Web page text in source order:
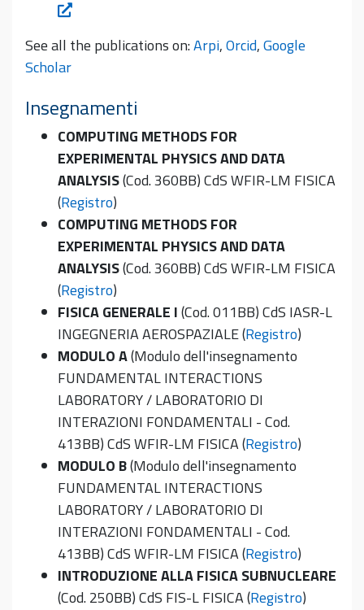
See all the publications on:Arpi,Orcid,Google
Scholar
Insegnamenti
COMPUTING METHODS FOR
EXPERIMENTAL PHYSICS AND DATA
ANALYSIS(Cod. 360BB) CdS WFIR-LM FISICA
(Registro)
COMPUTING METHODS FOR
EXPERIMENTAL PHYSICS AND DATA
ANALYSIS(Cod. 360BB) CdS WFIR-LM FISICA
(Registro)
FISICA GENERALE I(Cod. 011BB) CdS IASR-L
INGEGNERIA AEROSPAZIALE (Registro)
MODULO A(Modulo dell'insegnamento
FUNDAMENTAL INTERACTIONS
LABORATORY / LABORATORIO DI
INTERAZIONI FONDAMENTALI - Cod.
413BB) CdS WFIR-LM FISICA (Registro)
MODULO B(Modulo dell'insegnamento
FUNDAMENTAL INTERACTIONS
LABORATORY / LABORATORIO DI
INTERAZIONI FONDAMENTALI - Cod.
413BB) CdS WFIR-LM FISICA (Registro)
INTRODUZIONE ALLA FISICA SUBNUCLEARE
(Cod. 250BB) CdS FIS-L FISICA (Registro)